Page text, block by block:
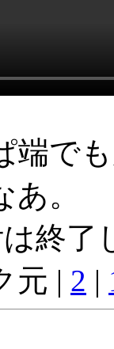
端で
。
終了
元 | 2 |